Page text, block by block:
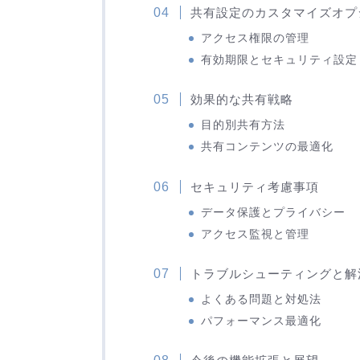
共有設定のカスタマイズオプ
アクセス権限の管理
有効期限とセキュリティ設定
効果的な共有戦略
目的別共有方法
共有コンテンツの最適化
セキュリティ考慮事項
データ保護とプライバシー
アクセス監視と管理
トラブルシューティングと
よくある問題と対処法
パフォーマンス最適化